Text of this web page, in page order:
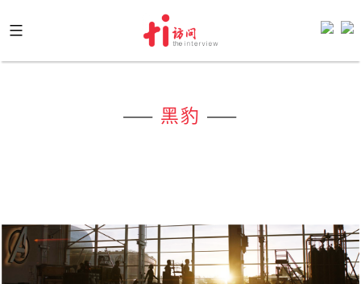
to
content
—— 黑豹 ——